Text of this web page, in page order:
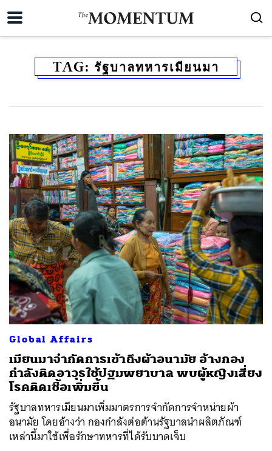
TAG: รัฐบาลทหารเมียนมา
Global Affairs
เมียนมาจำกัดการเข้าถึงผ้าอนามัย อ้างกอง
กำลังติดอาวุธใช้ปฐมพยาบาล พบผู้หญิงเสี่ยง
โรคติดเชื้อเพิ่มขึ้น
รัฐบาลทหารเมียนมาเพิ่มมาตรการจำกัดการจำหน่ายผ้า
อนามัย โดยอ้างว่า กองกำลังต่อต้านรัฐบาลนำผลิตภัณฑ์
เหล่านี้มาใช้เพื่อรักษาทหารที่ได้รับบาดเจ็บ